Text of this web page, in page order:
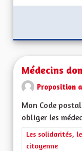
Médecins
Proposition
Mon Code
obliger les
Filtrer les
Les solidarités,
citoyenne